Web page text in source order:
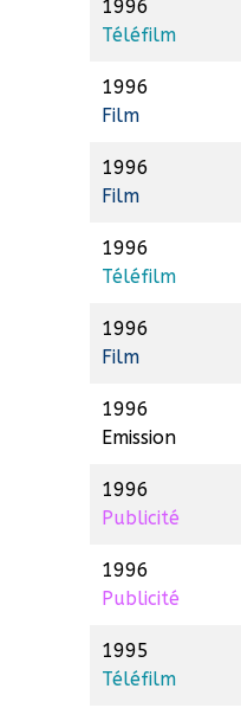
1996
Téléfilm
1996
Film
1996
Film
1996
Téléfilm
1996
Film
1996
Emission
1996
Publicité
1996
Publicité
1995
Téléfilm